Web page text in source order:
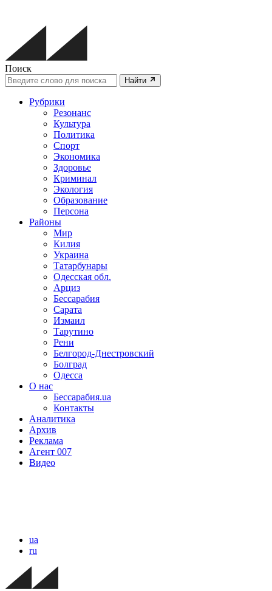
Поиск
Найти
Рубрики
Резонанс
Культура
Политика
Спорт
Экономика
Здоровье
Криминал
Экология
Образование
Персона
Районы
Мир
Килия
Украина
Татарбунары
Одесская обл.
Арциз
Бессарабия
Сарата
Измаил
Тарутино
Рени
Белгород-Днестровский
Болград
Одесса
О нас
Бессарабия.ua
Контакты
Аналитика
Архив
Реклама
Агент 007
Видео
ua
ru